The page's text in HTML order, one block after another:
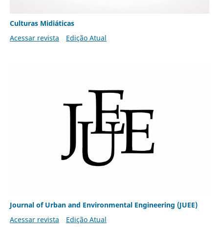
Culturas Midiáticas
Acessar revista
Edição Atual
Journal of Urban and Environmental Engineering (JUEE)
Acessar revista
Edição Atual